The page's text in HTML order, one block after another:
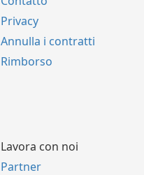
Privacy
Annulla i contratti
Rimborso
Lavora con noi
Partner